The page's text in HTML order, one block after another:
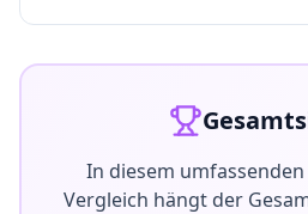
In diesem umfassenden
Vergleich hängt der